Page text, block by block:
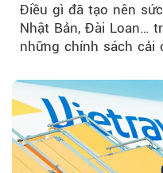
Điều gì đã tạo nên
Nhật Bản, Đài Loan…
những chính sách cải